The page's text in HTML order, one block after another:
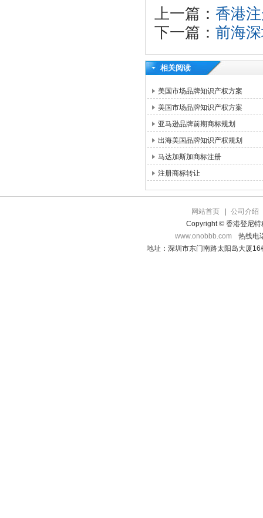
上一篇： 香港
下一篇： 前海
相关阅读
美国市场品牌知识产权方案
美国市场品牌知识产权方案
亚马逊品牌前期商标规划
出海美国品牌知识产权规划
马达加斯加商标注册
注册商标转让
网站首页
公司介绍
Copyright © 香港登尼特
www.onobbb.com
热线电
地址：深圳市东门南路太阳岛大厦